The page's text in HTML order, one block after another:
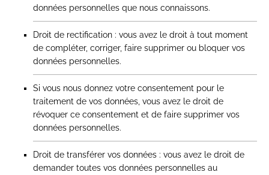
données personnelles que nous connaissons.
Droit de rectification : vous avez le droit à tout moment
de compléter, corriger, faire supprimer ou bloquer vos
données personnelles.
Si vous nous donnez votre consentement pour le
traitement de vos données, vous avez le droit de
révoquer ce consentement et de faire supprimer vos
données personnelles.
Droit de transférer vos données : vous avez le droit de
demander toutes vos données personnelles au